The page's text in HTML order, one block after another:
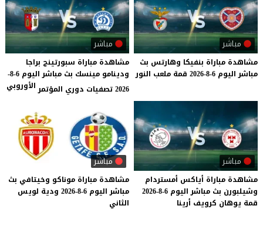
مباشر
مشاهدة مباراة بنفيكا وهارتس بث
مباشر اليوم 6-8-2026 قمة ملعب النور
مباشر
مشاهدة مباراة سبورتينج براجا
ودينامو مينسك بث مباشر اليوم 6-8-
2026 تصفيات دوري المؤتمر
الأوروبي
مباشر
مشاهدة مباراة أياكس أمستردام
وشيلبورن بث مباشر اليوم 6-8-2026
قمة يوهان كرويف أرينا
مباشر
مشاهدة مباراة موناكو وخيتافي بث
مباشر اليوم 6-8-2026 ودية لويس
الثاني